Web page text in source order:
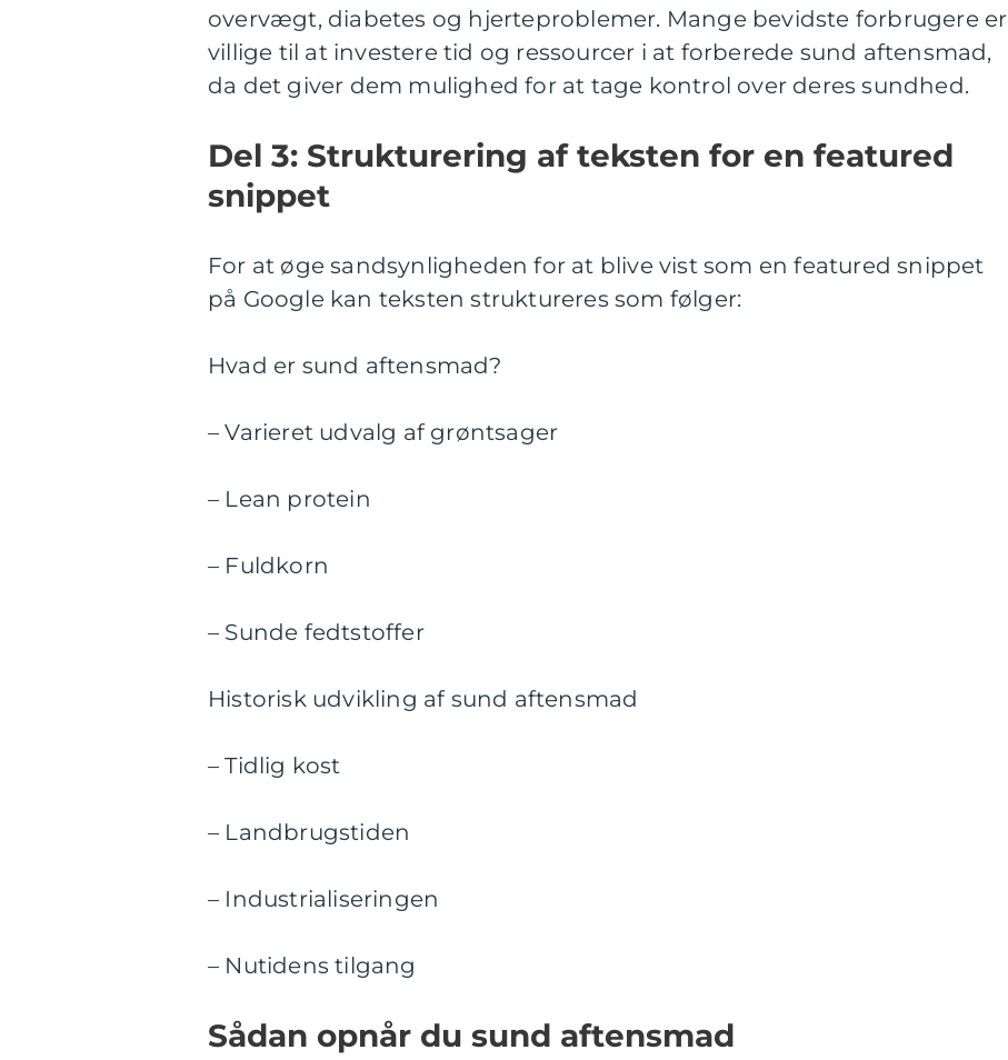
overvægt, diabetes og hjerteproblemer. Mange bevidste forbrugere er
villige til at investere tid og ressourcer i at forberede sund aftensmad,
da det giver dem mulighed for at tage kontrol over deres sundhed.
Del 3: Strukturering af teksten for en featured
snippet
For at øge sandsynligheden for at blive vist som en featured snippet
på Google kan teksten struktureres som følger:
Hvad er sund aftensmad?
– Varieret udvalg af grøntsager
– Lean protein
– Fuldkorn
– Sunde fedtstoffer
Historisk udvikling af sund aftensmad
– Tidlig kost
– Landbrugstiden
– Industrialiseringen
– Nutidens tilgang
Sådan opnår du sund aftensmad